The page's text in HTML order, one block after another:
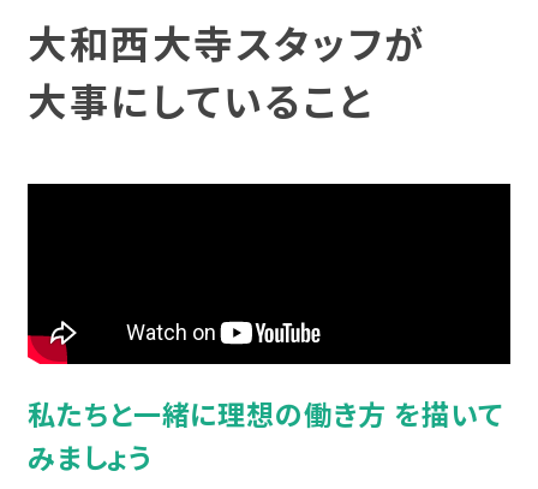
就労移行支援の利用期間は？
利用料金
ご利用までの流れ
復職支援
就労定着支援
就労選択支援
スタッフボイス
発達障害
身体障害
統合失調症
うつ病
双極性障害（双極症）
宮城
神奈川
埼玉
発達障害と仕事
制度について
相談会・イベントに参加する
大和西大寺スタッフが
大事にしていること
私たちと一緒に理想の働き方 を描いて
みましょう